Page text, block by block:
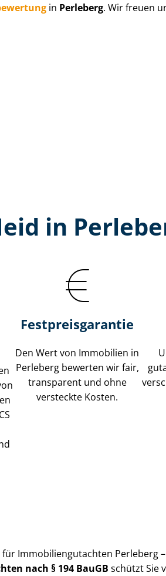
in Perleberg. Wir freuen
in
Festpreis​garantie
Den Wert von Immobilien in
Perleberg bewerten wir fair,
transparent und ohne
versteckte Kosten.
Im­mo­bi­li­en­gut­ach­ten Perleberg
nach § 194 BauGB schützt Sie